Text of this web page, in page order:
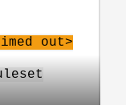
out>